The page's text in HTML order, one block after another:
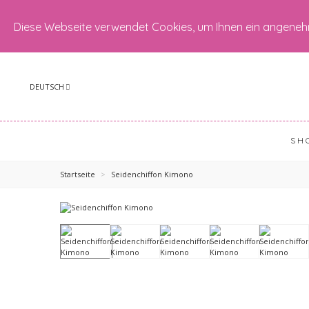
Diese Webseite verwendet Cookies, um Ihnen ein
DEUTSCH
Startseite > Seidenchiffon Kimono